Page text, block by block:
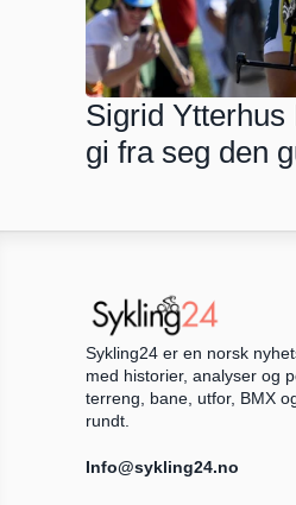
Sigrid
gi fra seg den
Sykling24 er en norsk
med historier, analyser og
terreng, bane, utfor, BMX
rundt.
Info@sykling24.no